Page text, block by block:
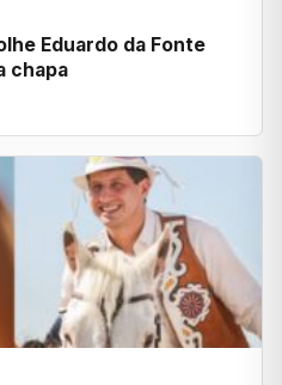
Eduardo da Fonte
chapa